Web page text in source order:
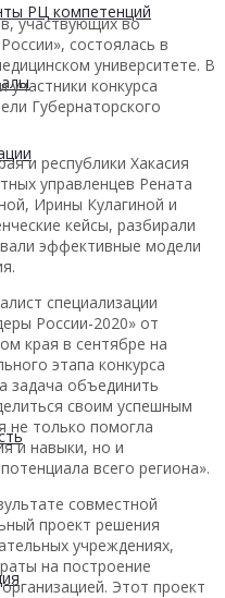
РЦ компетенций
участвующих во
состоялась в
университете. В
участники конкурса
Губернаторского
и республики Хакасия
управленцев Рената
Ирины Кулагиной и
кейсы, разбирали
эффективные модели
специализации
России-2020» от
края в сентябре на
этапа конкурса
задача объединить
своим успешным
не только помогла
и навыки, но и
всего региона».
совместной
проект решения
учреждениях,
на построение
Этот проект